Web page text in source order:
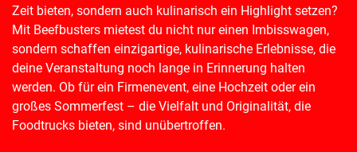
Zeit bieten, sondern auch kulinarisch ein Highlight setzen?
Mit Beefbusters mietest du nicht nur einen Imbisswagen,
sondern schaffen einzigartige, kulinarische Erlebnisse, die
deine Veranstaltung noch lange in Erinnerung halten
werden. Ob für ein Firmenevent, eine Hochzeit oder ein
großes Sommerfest – die Vielfalt und Originalität, die
Foodtrucks bieten, sind unübertroffen.